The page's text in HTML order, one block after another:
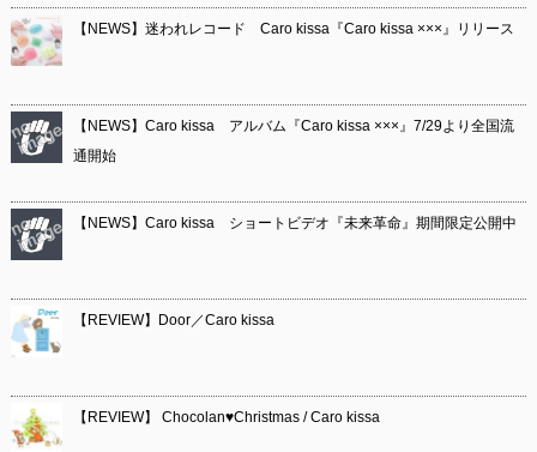
【NEWS】迷われレコード Caro kissa『Caro kissa ×××』リリース
【NEWS】Caro kissa アルバム『Caro kissa ×××』7/29より全国流
通開始
【NEWS】Caro kissa ショートビデオ『未来革命』期間限定公開中
【REVIEW】Door／Caro kissa
【REVIEW】 Chocolan♥Christmas / Caro kissa